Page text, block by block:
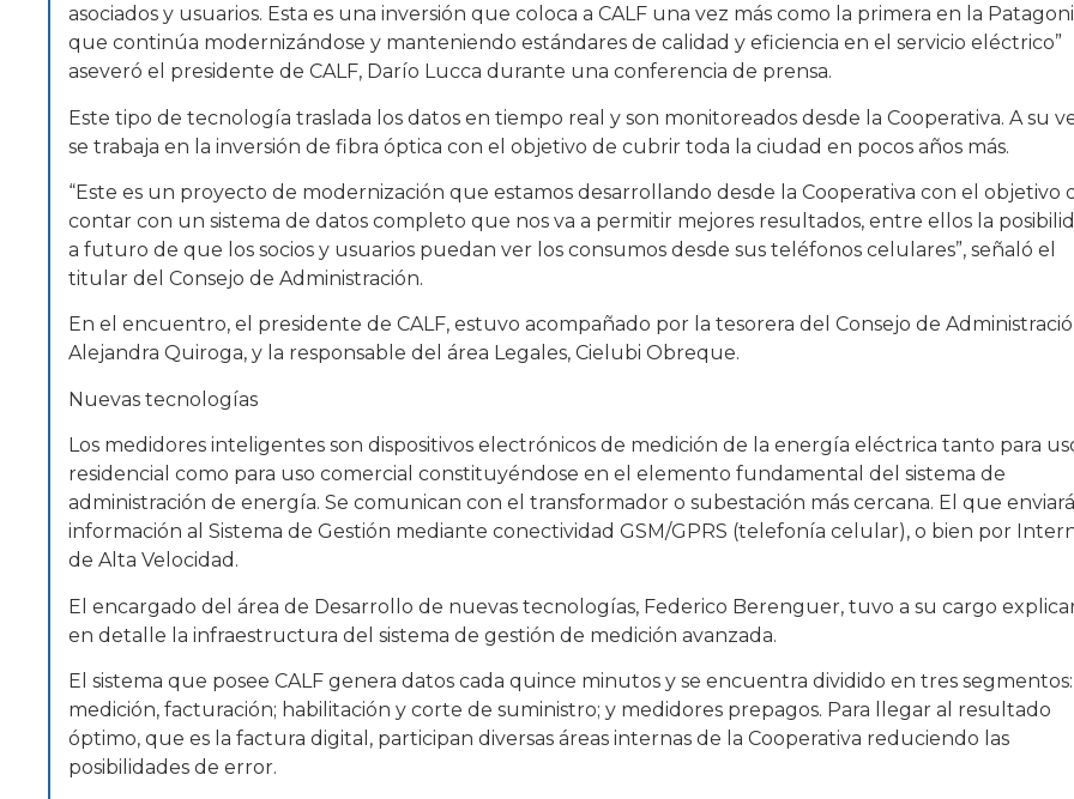
asociados y usuarios. Esta es una inversión que coloca a CALF una vez más como la primera en la
que continúa modernizándose y manteniendo estándares de calidad y eficiencia en el servicio eléctrico”
aseveró el presidente de CALF, Darío Lucca durante una conferencia de prensa.
Este tipo de tecnología traslada los datos en tiempo real y son monitoreados desde la Cooperativa. A su
se trabaja en la inversión de fibra óptica con el objetivo de cubrir toda la ciudad en pocos años más.
“Este es un proyecto de modernización que estamos desarrollando desde la Cooperativa con el objetivo
contar con un sistema de datos completo que nos va a permitir mejores resultados, entre ellos la
a futuro de que los socios y usuarios puedan ver los consumos desde sus teléfonos celulares”, señaló el
titular del Consejo de Administración.
En el encuentro, el presidente de CALF, estuvo acompañado por la tesorera del Consejo de
Alejandra Quiroga, y la responsable del área Legales, Cielubi Obreque.
Nuevas tecnologías
Los medidores inteligentes son dispositivos electrónicos de medición de la energía eléctrica tanto para
residencial como para uso comercial constituyéndose en el elemento fundamental del sistema de
administración de energía. Se comunican con el transformador o subestación más cercana. El que
información al Sistema de Gestión mediante conectividad GSM/GPRS (telefonía celular), o bien por
de Alta Velocidad.
El encargado del área de Desarrollo de nuevas tecnologías, Federico Berenguer, tuvo a su cargo
en detalle la infraestructura del sistema de gestión de medición avanzada.
El sistema que posee CALF genera datos cada quince minutos y se encuentra dividido en tres segmentos:
medición, facturación; habilitación y corte de suministro; y medidores prepagos. Para llegar al resultado
óptimo, que es la factura digital, participan diversas áreas internas de la Cooperativa reduciendo las
posibilidades de error.